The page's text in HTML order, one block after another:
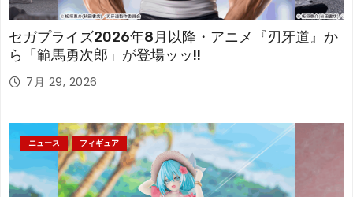
セガプライズ2026年8月以降・アニメ『刃牙道』か
ら「範馬勇次郎」が登場ッッ!!
7月 29, 2026
ニュース フィギュア